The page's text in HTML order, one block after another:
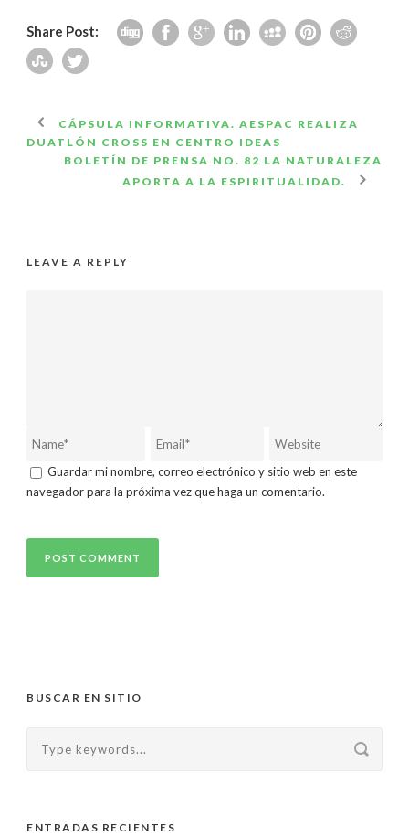
Share Post:
CÁPSULA INFORMATIVA. AESPAC REALIZA
DUATLÓN CROSS EN CENTRO IDEAS
BOLETÍN DE PRENSA NO. 82 LA NATURALEZA
APORTA A LA ESPIRITUALIDAD.
LEAVE A REPLY
Guardar mi nombre, correo electrónico y sitio web en este
navegador para la próxima vez que haga un comentario.
BUSCAR EN SITIO
ENTRADAS RECIENTES